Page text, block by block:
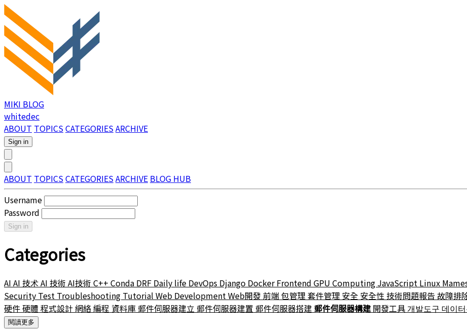
MIKI BLOG
whitedec
ABOUT TOPICSCATEGORIESARCHIVE
Sign in
ABOUT TOPICSCATEGORIESARCHIVE BLOG HUB
Username
Password
Sign in
Categories
AI AI 技术AI 技術 AI技術 C++ Conda DRF Daily life DevOps Django DockerFrontend GPU Computing JavaScript Linux
Security Test Troubleshooting Tutorial Web DevelopmentWeb開發前端包管理套件管理 安全 安全性技術問題報告 故障排
硬件硬體 程式設計網絡編程 資料庫 郵件伺服器建立 郵件伺服器建置 郵件伺服器搭建 郵件伺服器構建開發工具개발도구 데이
閱讀更多